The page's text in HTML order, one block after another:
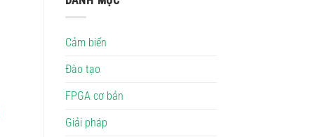
Cảm biến
Đào tạo
FPGA cơ bản
Giải pháp